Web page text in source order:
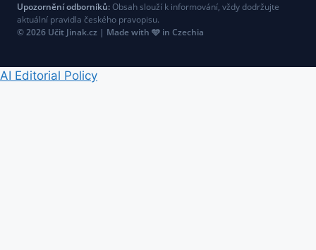
Upozornění odborníků:Obsah slouží k informování, vždy dodržujte
aktuální pravidla českého pravopisu.
© 2026 Učit Jinak.cz | Made with 🩵 in Czechia
AI Editorial Policy